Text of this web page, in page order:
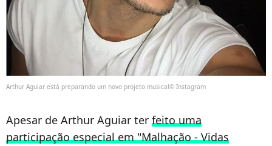
Arthur Aguiar está preparando um novo projeto musical© Instagram
Apesar de Arthur Aguiar ter feito uma
participação especial em "Malhação - Vidas